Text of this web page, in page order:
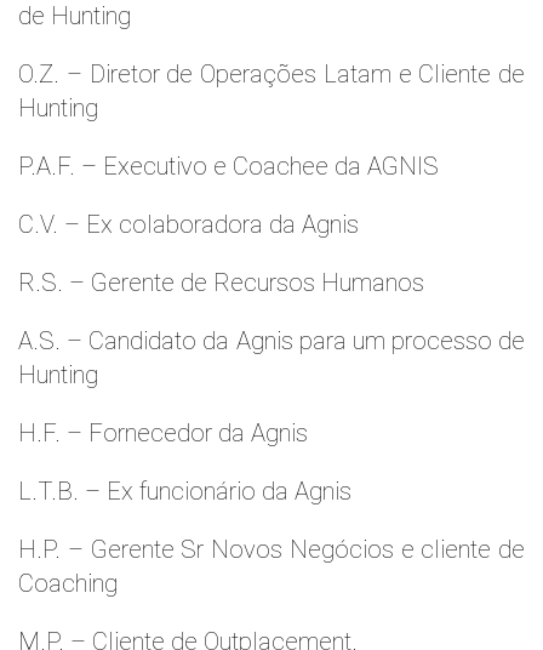
de Hunting
O.Z. – Diretor de Operações Latam e Cliente de
Hunting
P.A.F. – Executivo e Coachee da AGNIS
C.V. – Ex colaboradora da Agnis
R.S. – Gerente de Recursos Humanos
A.S. – Candidato da Agnis para um processo de
Hunting
H.F. – Fornecedor da Agnis
L.T.B. – Ex funcionário da Agnis
H.P. – Gerente Sr Novos Negócios e cliente de
Coaching
M.P. – Cliente de Outplacement.